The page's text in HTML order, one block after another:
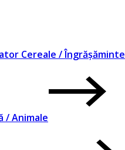
Cereale / Îngrășăminte
/ Animale